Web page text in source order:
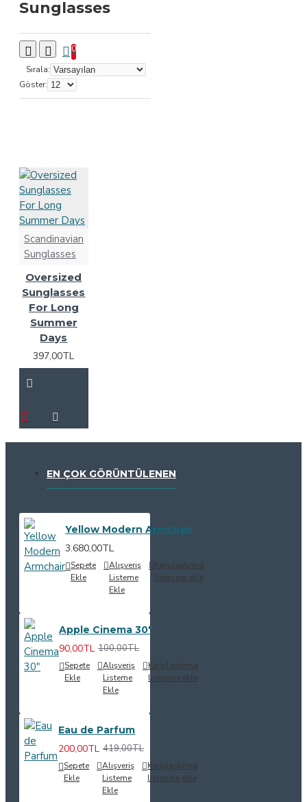
Sunglasses
0
Sırala:
Göster:
Scandinavian
Sunglasses
Oversized
Sunglasses
For Long
Summer
Days
397,00TL
EN ÇOK GÖRÜNTÜLENEN
Yellow Modern Armchair
3.680,00TL
Sepete
Ekle
Alışveriş
Listeme
Ekle
Karşılaştırma
listesine ekle
Apple Cinema 30"
90,00TL 100,00TL
Sepete
Ekle
Alışveriş
Listeme
Ekle
Karşılaştırma
listesine ekle
Eau de Parfum
200,00TL 419,00TL
Sepete
Ekle
Alışveriş
Listeme
Ekle
Karşılaştırma
listesine ekle